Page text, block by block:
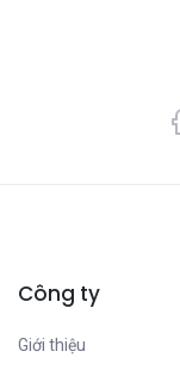
Công ty
Giới thiệu